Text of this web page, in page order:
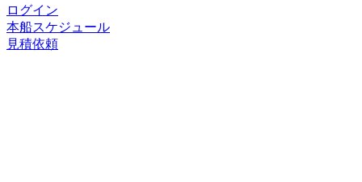
ログイン
本船スケジュール
見積依頼